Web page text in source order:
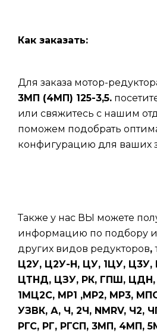
Как заказать:
Для заказа мотор-
3МП (4МП) 125-3,5.
или свяжитесь с нашим
поможем подобрать
конфигурацию для ваших
Также у нас ВЫ можете
информацию по подбору
других видов редукторов,
Ц2У, Ц2У-Н, ЦУ, 1ЦУ,
ЦТНД, ЦЗУ, РК, ГПШ,
1МЦ2С, МР1 ,МР2, МР3,
УЗВК, А, Ч, 2Ч, NMRV, Ч2,
РГС, РГ, РГСП, 3МП, 4МП,